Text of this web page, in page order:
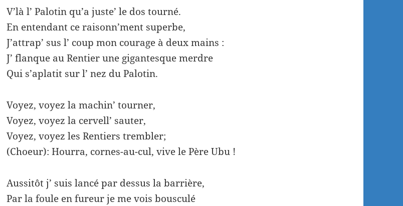
V’là l’ Palotin qu’a juste’ le dos tourné.
En entendant ce raisonn’ment superbe,
J’attrap’ sus l’ coup mon courage à deux mains :
J’ flanque au Rentier une gigantesque merdre
Qui s’aplatit sur l’ nez du Palotin.
Voyez, voyez la machin’ tourner,
Voyez, voyez la cervell’ sauter,
Voyez, voyez les Rentiers trembler;
(Choeur): Hourra, cornes-au-cul, vive le Père Ubu !
Aussitôt j’ suis lancé par dessus la barrière,
Par la foule en fureur je me vois bousculé